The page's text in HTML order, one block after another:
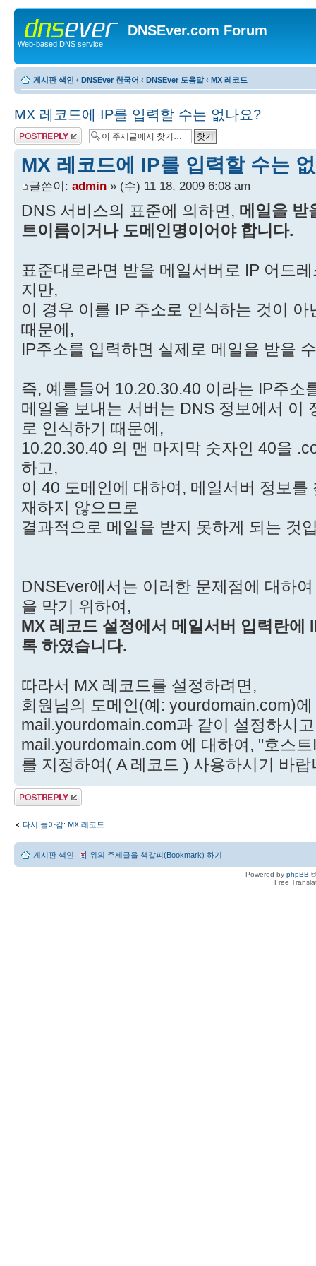
DNSEver.com Forum
Web-based DNS service
게시판 색인 ‹ DNSEver 한국어 ‹ DNSEver 도움말 ‹ MX 레코드
MX 레코드에 IP를 입력할 수는 없나요?
답변 게시글
MX 레코드에 IP를 입력할 수는
글쓴이: admin » (수) 11 18, 2009 6:08 am
DNS 서비스의 표준에 의하면, 메일을 받
트이름이거나 도메인명이어야 합니다.
표준대로라면 받을 메일서버로 IP 어드
지만,
이 경우 이를 IP 주소로 인식하는 것이
때문에,
IP주소를 입력하면 실제로 메일을 받을
즉, 예를들어 10.20.30.40 이라는 IP주소
메일을 보내는 서버는 DNS 정보에서 이
로 인식하기 때문에,
10.20.30.40 의 맨 마지막 숫자인 40을
하고,
이 40 도메인에 대하여, 메일서버 정보
재하지 않으므로
결과적으로 메일을 받지 못하게 되는 것
DNSEver에서는 이러한 문제점에 대하
을 막기 위하여,
MX 레코드 설정에서 메일서버 입력란에
록 하였습니다.
따라서 MX 레코드를 설정하려면,
회원님의 도메인(예: yourdomain.com)
mail.yourdomain.com과 같이 설정하시
mail.yourdomain.com 에 대하여, "호스
를 지정하여( A 레코드 ) 사용하시기 바랍
답변 게시글
다시 돌아감: MX 레코드
게시판 색인 위의 주제글을 책갈피(Bookmark) 하기
Powered by phpBB
Free